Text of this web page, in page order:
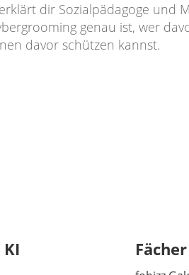
dir Sozialpädagoge und
genau ist, wer
davor schützen kannst.